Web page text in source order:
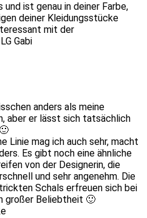
und ist genau in deiner Farbe,
deiner Kleidungsstücke
mit der
Gabi
anders als meine
aber er lässt sich tatsächlich
Linie mag ich auch sehr, macht
Es gibt noch eine ähnliche
von der Designerin, die
und sehr angenehm. Die
Schals erfreuen sich bei
großer Beliebtheit 🙂